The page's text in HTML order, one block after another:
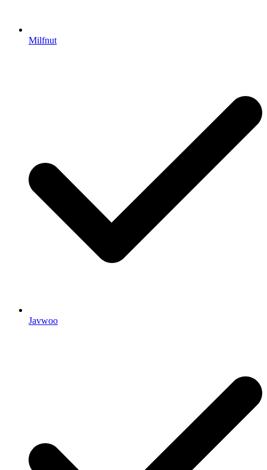
Milfnut
Javwoo